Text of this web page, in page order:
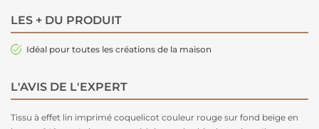
LES + DU PRODUIT
Idéal pour toutes les créations de la maison
L'AVIS DE L'EXPERT
Tissu à effet lin imprimé coquelicot couleur rouge sur fond beige en